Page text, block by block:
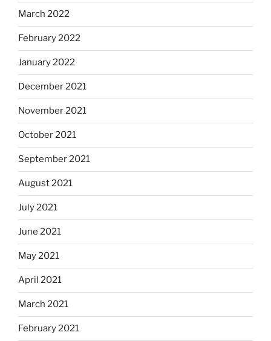
March 2022
February 2022
January 2022
December 2021
November 2021
October 2021
September 2021
August 2021
July 2021
June 2021
May 2021
April 2021
March 2021
February 2021